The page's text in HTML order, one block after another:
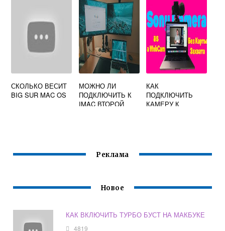
СКОЛЬКО ВЕСИТ
BIG SUR MAC OS
МОЖНО ЛИ
ПОДКЛЮЧИТЬ К
IMAC ВТОРОЙ
КАК
ПОДКЛЮЧИТЬ
КАМЕРУ К
Реклама
Новое
КАК ВКЛЮЧИТЬ ТУРБО БУСТ НА МАКБУКЕ
4819